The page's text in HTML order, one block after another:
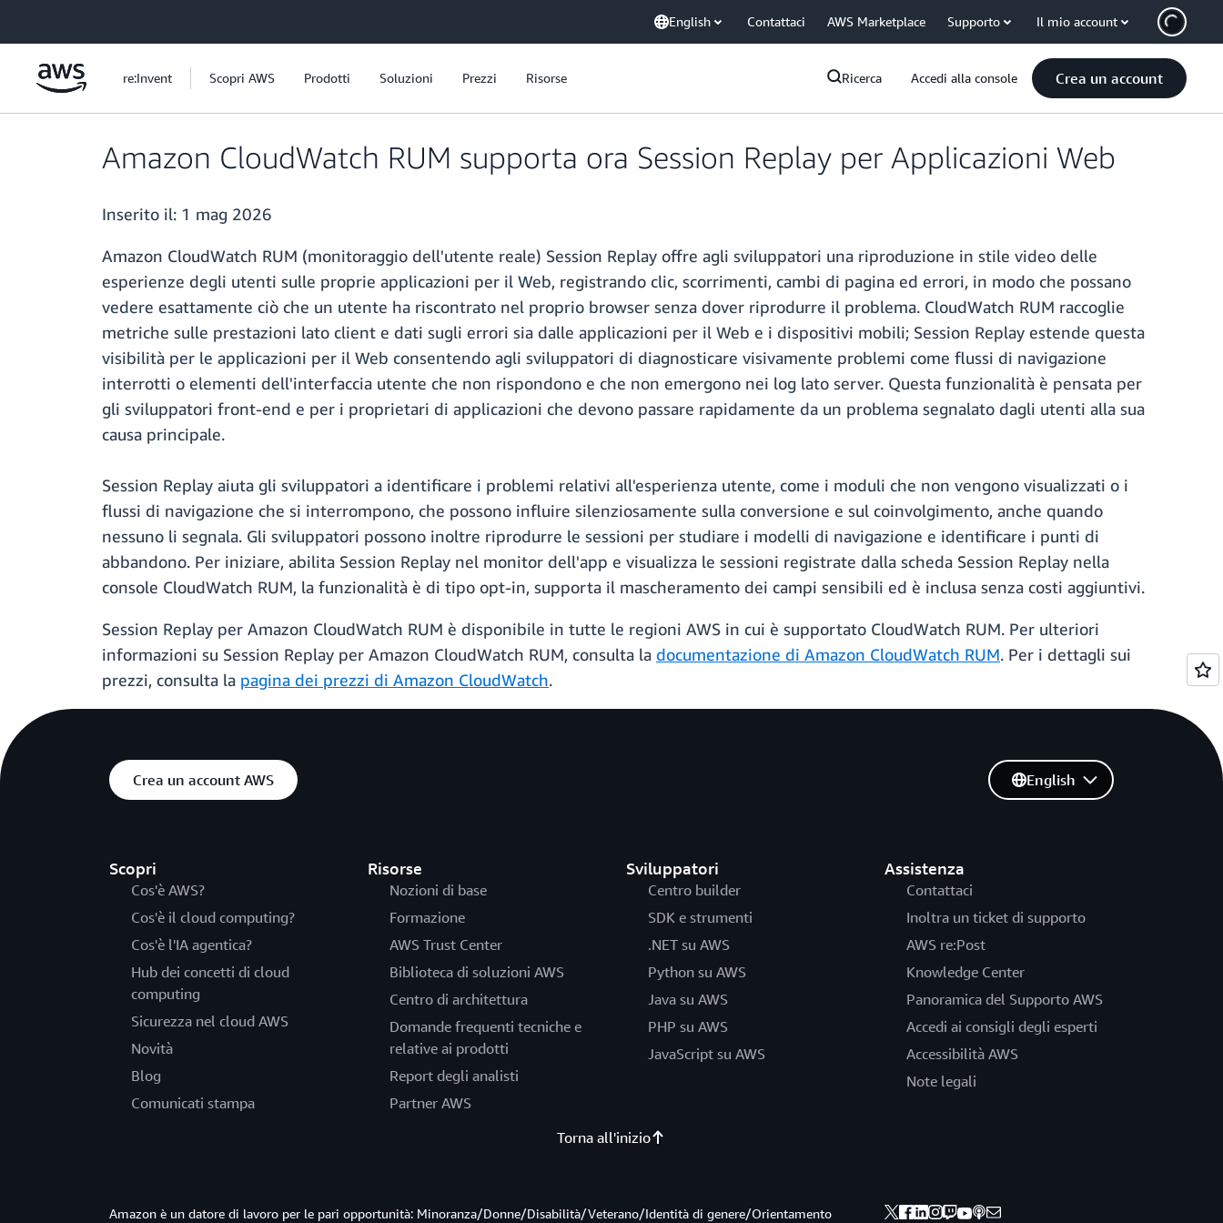
English Contattaci AWS Marketplace Supporto Il mio account
re:Invent Scopri AWS Prodotti Soluzioni Prezzi Risorse Ricerca Accedi alla console Crea un account
Amazon CloudWatch RUM supporta ora Session Replay per Applicazioni Web
Inserito il: 1 mag 2026
Amazon CloudWatch RUM (monitoraggio dell'utente reale) Session Replay offre agli sviluppatori una riproduzione in stile video delle
esperienze degli utenti sulle proprie applicazioni per il Web, registrando clic, scorrimenti, cambi di pagina ed errori, in modo che possano
vedere esattamente ciò che un utente ha riscontrato nel proprio browser senza dover riprodurre il problema. CloudWatch RUM raccoglie
metriche sulle prestazioni lato client e dati sugli errori sia dalle applicazioni per il Web e i dispositivi mobili; Session Replay estende questa
visibilità per le applicazioni per il Web consentendo agli sviluppatori di diagnosticare visivamente problemi come flussi di navigazione
interrotti o elementi dell'interfaccia utente che non rispondono e che non emergono nei log lato server. Questa funzionalità è pensata per
gli sviluppatori front-end e per i proprietari di applicazioni che devono passare rapidamente da un problema segnalato dagli utenti alla sua
causa principale.
Session Replay aiuta gli sviluppatori a identificare i problemi relativi all'esperienza utente, come i moduli che non vengono visualizzati o i
flussi di navigazione che si interrompono, che possono influire silenziosamente sulla conversione e sul coinvolgimento, anche quando
nessuno li segnala. Gli sviluppatori possono inoltre riprodurre le sessioni per studiare i modelli di navigazione e identificare i punti di
abbandono. Per iniziare, abilita Session Replay nel monitor dell'app e visualizza le sessioni registrate dalla scheda Session Replay nella
console CloudWatch RUM, la funzionalità è di tipo opt-in, supporta il mascheramento dei campi sensibili ed è inclusa senza costi aggiuntivi.
Session Replay per Amazon CloudWatch RUM è disponibile in tutte le regioni AWS in cui è supportato CloudWatch RUM. Per ulteriori
informazioni su Session Replay per Amazon CloudWatch RUM, consulta la documentazione di Amazon CloudWatch RUM. Per i dettagli sui
prezzi, consulta la pagina dei prezzi di Amazon CloudWatch.
Crea un account AWS
Scopri
Cos'è AWS?
Cos'è il cloud computing?
Cos'è l'IA agentica?
Hub dei concetti di cloud
computing
Sicurezza nel cloud AWS
Novità
Blog
Comunicati stampa
Risorse
Nozioni di base
Formazione
AWS Trust Center
Biblioteca di soluzioni AWS
Centro di architettura
Domande frequenti tecniche e
relative ai prodotti
Report degli analisti
Partner AWS
Sviluppatori
Centro builder
SDK e strumenti
.NET su AWS
Python su AWS
Java su AWS
PHP su AWS
JavaScript su AWS
Assistenza
Contattaci
Inoltra un ticket di supporto
AWS re:Post
Knowledge Center
Panoramica del Supporto AWS
Accedi ai consigli degli esperti
Accessibilità AWS
Note legali
English
Torna all'inizio
Amazon è un datore di lavoro per le pari opportunità: Minoranza/Donne/Disabilità/Veterano/Identità di genere/Orientamento